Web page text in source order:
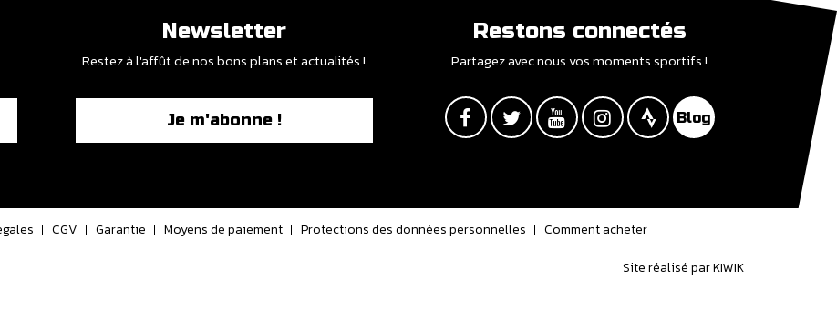
Newsletter
Restez à l'affût de nos bons plans et actualités !
Je m'abonne !
Restons connectés
Partagez avec nous vos moments sportifs !
CGV Garantie Moyens de paiement Protections des données personnelles
Comment acheter
Site réalisé parKIWIK